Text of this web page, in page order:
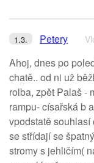
1.3. Petery
Ahoj, dnes po
chatě.. od ni už
rolba, zpět Palaš -
rampu- císařská b
vpodstatě
se střídají se
stromy s jehličím(